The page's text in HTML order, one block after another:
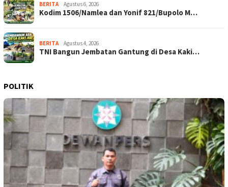
BERITA Agustus 6, 2026
Kodim 1506/Namlea dan Yonif 821/Bupolo M…
BERITA Agustus 4, 2026
TNI Bangun Jembatan Gantung di Desa Kaki…
POLITIK